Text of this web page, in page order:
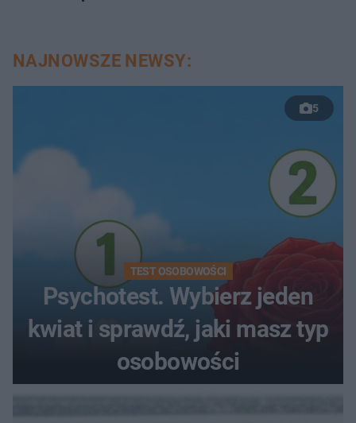
NAJNOWSZE NEWSY:
5
TEST OSOBOWOŚCI
Psychotest. Wybierz jeden
kwiat i sprawdź, jaki masz typ
osobowości